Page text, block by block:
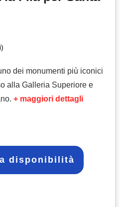
dei monumenti più iconici
alla Galleria Superiore e
+ maggiori dettagli
disponibilità